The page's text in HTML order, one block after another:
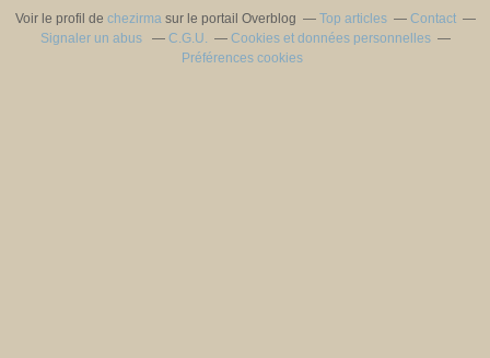
Voir le profil de chezirma sur le portail Overblog Top articles
Contact
Signaler un abus
C.G.U.
Cookies et données personnelles
Préférences cookies